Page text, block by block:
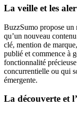
La veille et les
BuzzSumo propose un
qu’un nouveau
clé, mention de
publié et commence à
fonctionnalité
concurrentielle ou qui
émergente.
La découverte et